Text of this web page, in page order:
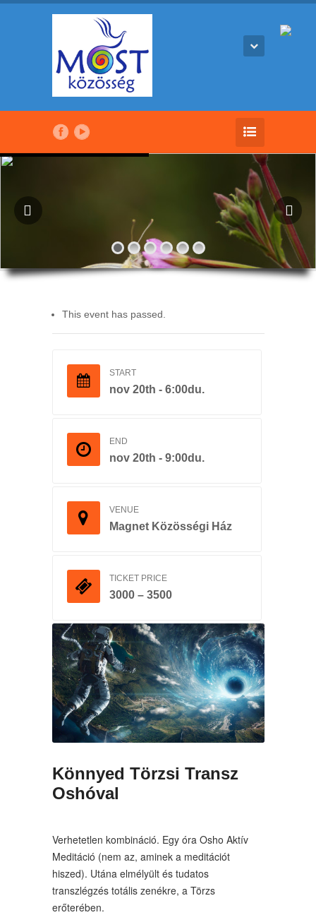
This event has passed.
START
nov 20th - 6:00du.
END
nov 20th - 9:00du.
VENUE
Magnet Közösségi Ház
TICKET PRICE
3000 – 3500
Könnyed Törzsi Transz
Oshóval
Verhetetlen kombináció. Egy óra Osho Aktív
Meditáció (nem az, aminek a meditációt
hiszed). Utána elmélyült és tudatos
transzlégzés totális zenékre, a Törzs
erőterében.